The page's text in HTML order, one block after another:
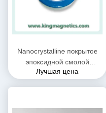
Nanocrystalline покрытое
эпоксидной смолой
вырезает сердцевина из
Лучшая цена